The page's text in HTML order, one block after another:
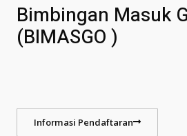
Bimbingan Masuk
(BIMASGO )
Informasi Pendaftaran